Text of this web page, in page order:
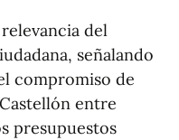
del
señalando
compromiso de
entre
presupuestos